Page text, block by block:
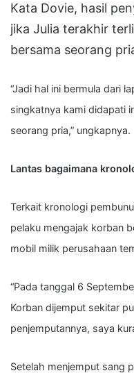
Kata Dovie, hasil
jika Julia terakhir
bersama seorang
“Jadi hal ini bermula dari
singkatnya kami didapati
seorang pria,” ungkapnya.
Lantas bagaimana
Terkait kronologi
pelaku mengajak korban
mobil milik perusahaan
“Pada tanggal 6
Korban dijemput sekitar
penjemputannya, saya
Setelah menjemput sang